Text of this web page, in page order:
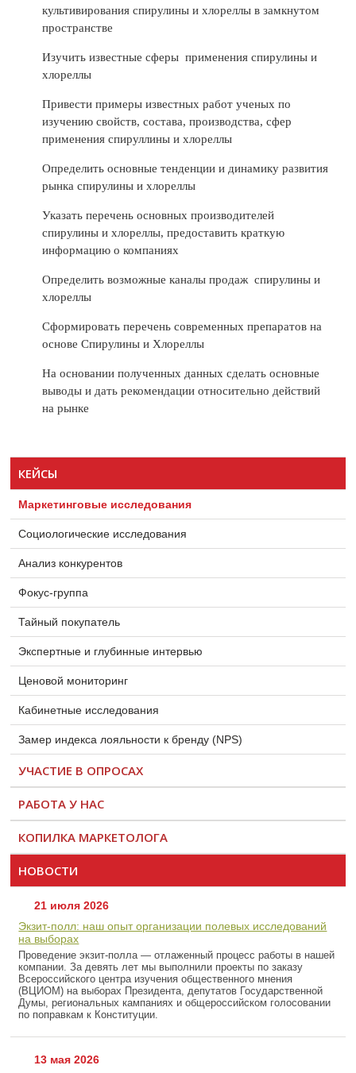
культивирования спирулины и хлореллы в замкнутом
пространстве
Изучить известные сферы применения спирулины и
хлореллы
Привести примеры известных работ ученых по
изучению свойств, состава, производства, сфер
применения спируллины и хлореллы
Определить основные тенденции и динамику развития
рынка спирулины и хлореллы
Указать перечень основных производителей
спирулины и хлореллы, предоставить краткую
информацию о компаниях
Определить возможные каналы продаж спирулины и
хлореллы
Сформировать перечень современных препаратов на
основе Спирулины и Хлореллы
На основании полученных данных сделать основные
выводы и дать рекомендации относительно действий
на рынке
КЕЙСЫ
Маркетинговые исследования
Социологические исследования
Анализ конкурентов
Фокус-группа
Тайный покупатель
Экспертные и глубинные интервью
Ценовой мониторинг
Кабинетные исследования
Замер индекса лояльности к бренду (NPS)
УЧАСТИЕ В ОПРОСАХ
РАБОТА У НАС
КОПИЛКА МАРКЕТОЛОГА
НОВОСТИ
21 июля 2026
Экзит-полл: наш опыт организации полевых исследований
на выборах
Проведение экзит-полла — отлаженный процесс работы в нашей
компании. За девять лет мы выполнили проекты по заказу
Всероссийского центра изучения общественного мнения
(ВЦИОМ) на выборах Президента, депутатов Государственной
Думы, региональных кампаниях и общероссийском голосовании
по поправкам к Конституции.
13 мая 2026